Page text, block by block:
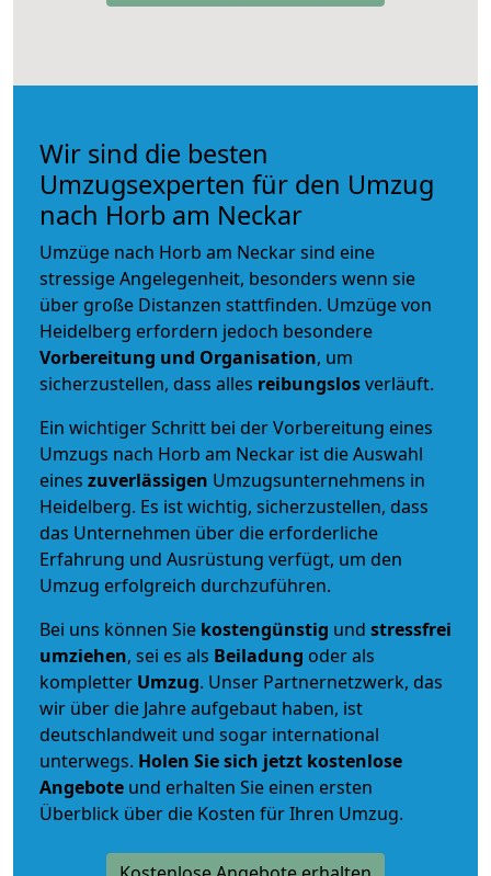
Wir sind die besten
Umzugsexperten für den Umzug
nach Horb am Neckar
Umzüge nach Horb am Neckar sind eine
stressige Angelegenheit, besonders wenn sie
über große Distanzen stattfinden. Umzüge von
Heidelberg erfordern jedoch besondere
Vorbereitung und Organisation, um
sicherzustellen, dass alles reibungslosverläuft.
Ein wichtiger Schritt bei der Vorbereitung eines
Umzugs nach Horb am Neckar ist die Auswahl
eines zuverlässigen Umzugsunternehmens in
Heidelberg. Es ist wichtig, sicherzustellen, dass
das Unternehmen über die erforderliche
Erfahrung und Ausrüstung verfügt, um den
Umzug erfolgreich durchzuführen.
Bei uns können Sie kostengünstig und stressfrei
umziehen, sei es als Beiladung oder als
kompletter Umzug. Unser Partnernetzwerk, das
wir über die Jahre aufgebaut haben, ist
deutschlandweit und sogar international
unterwegs. Holen Sie sich jetzt kostenlose
Angebote und erhalten Sie einen ersten
Überblick über die Kosten für Ihren Umzug.